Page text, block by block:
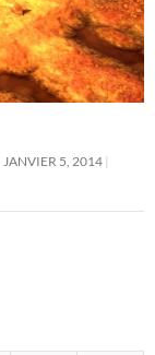
JANVIER 5, 2014